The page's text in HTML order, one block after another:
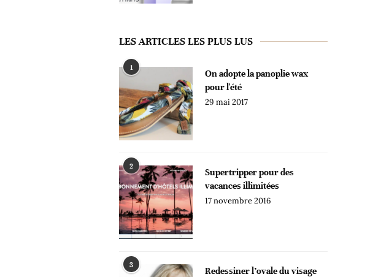
LES ARTICLES LES PLUS LUS
1
On adopte la panoplie wax
pour l'été
29 mai 2017
2
Supertripper pour des
vacances illimitées
17 novembre 2016
3
Redessiner l’ovale du visage